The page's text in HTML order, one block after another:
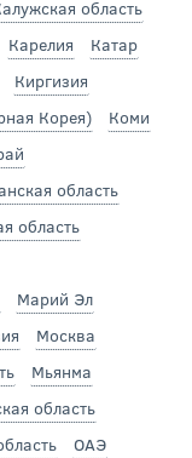
область
Карелия
Катар
Киргизия
Корея)
Коми
область
область
Марий Эл
Москва
Мьянма
область
ОАЭ